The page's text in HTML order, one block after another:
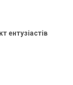
ентузіастів